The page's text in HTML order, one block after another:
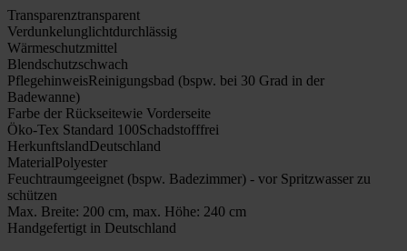
Transparenztransparent
Verdunkelunglichtdurchlässig
Wärmeschutzmittel
Blendschutzschwach
PflegehinweisReinigungsbad (bspw. bei 30 Grad in der
Badewanne)
Farbe der Rückseitewie Vorderseite
Öko-Tex Standard 100Schadstofffrei
HerkunftslandDeutschland
MaterialPolyester
Feuchtraumgeeignet (bspw. Badezimmer) - vor Spritzwasser zu
schützen
Max. Breite: 200 cm, max. Höhe: 240 cm
Handgefertigt in Deutschland